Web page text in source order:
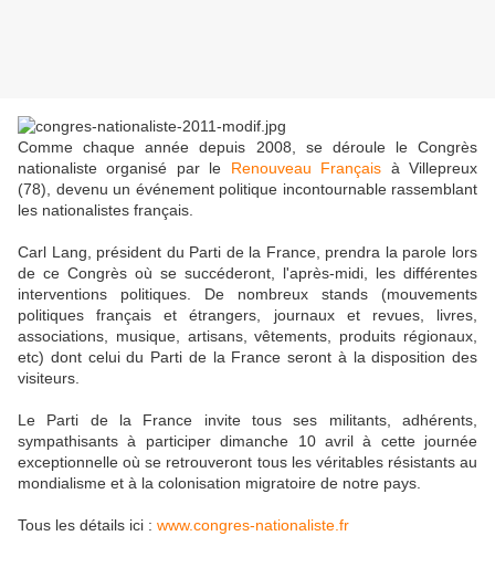
Comme chaque année depuis 2008, se déroule le Congrès
nationaliste organisé par le Renouveau Français à Villepreux
(78), devenu un événement politique incontournable rassemblant
les nationalistes français.
Carl Lang, président du Parti de la France, prendra la parole lors
de ce Congrès où se succéderont, l'après-midi, les différentes
interventions politiques. De nombreux stands (mouvements
politiques français et étrangers, journaux et revues, livres,
associations, musique, artisans, vêtements, produits régionaux,
etc) dont celui du Parti de la France seront à la disposition des
visiteurs.
Le Parti de la France invite tous ses militants, adhérents,
sympathisants à participer dimanche 10 avril à cette journée
exceptionnelle où se retrouveront tous les véritables résistants au
mondialisme et à la colonisation migratoire de notre pays.
Tous les détails ici : www.congres-nationaliste.fr